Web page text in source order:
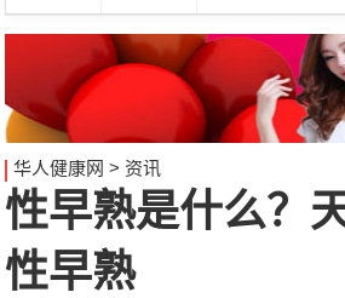
华人健康网 > 资讯
性早熟是什么？
性早熟